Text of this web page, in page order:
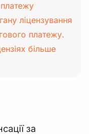
ліцензування
платежу.
більше
за